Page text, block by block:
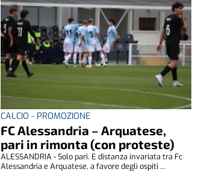
CALCIO - PROMOZIONE
FC Alessandria – Arquatese,
pari in rimonta (con proteste)
ALESSANDRIA - Solo pari. E distanza invariata tra Fc
Alessandria e Arquatese, a favore degli ospiti ...